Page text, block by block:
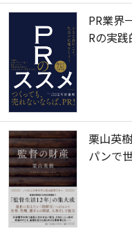
PR業界
Rの実
栗山英
パンで